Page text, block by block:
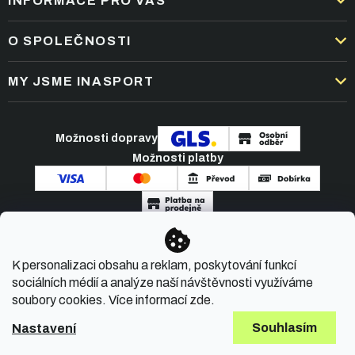
K personalizaci obsahu a reklam, poskytování funkcí
sociálních médií a analýze naší návštěvnosti využíváme
soubory cookies. Více informacízde.
Nastavení Souhlasím
DOPRAVA A PLATBA
OBCHODNÍ PODMÍNKY
REKLAMACE A VRÁCENÍ ZBOŽÍ
PODMÍNKY AKCÍ
O SPOLEČNOSTI
KARIÉRA
NEJČASTĚJŠÍ OTÁZKY
MY JSME INASPORT
ČLÁNKY A NOVINKY
KONTAKT
Možnosti dopravy
Možnosti platby
Copyright 2026INASPORT.CZ. Všechna práva
vyhrazena.